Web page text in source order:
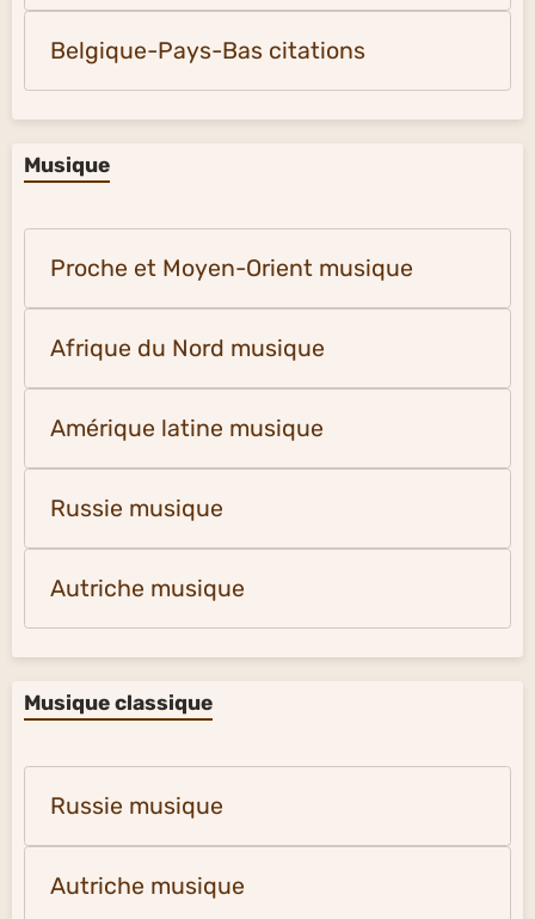
Belgique-Pays-Bas citations
Musique
Proche et Moyen-Orient musique
Afrique du Nord musique
Amérique latine musique
Russie musique
Autriche musique
Musique classique
Russie musique
Autriche musique